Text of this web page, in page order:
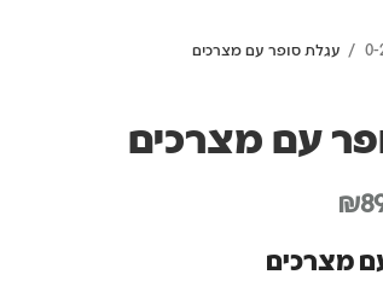
עגלת סופר עם מצרכים
עם מצרכים
₪
הוא:
מצרכים